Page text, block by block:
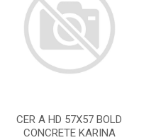
CER A HD 57X57 BOLD
CONCRETE KARINA